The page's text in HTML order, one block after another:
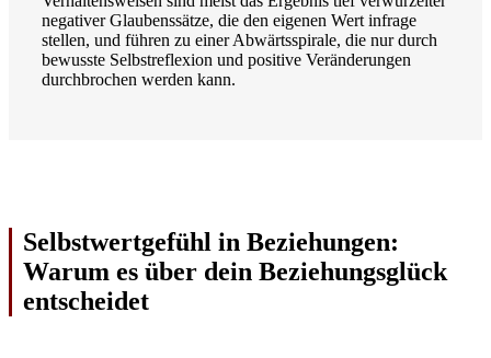
negativer Glaubenssätze, die den eigenen Wert infrage
stellen, und führen zu einer Abwärtsspirale, die nur durch
bewusste Selbstreflexion und positive Veränderungen
durchbrochen werden kann.
Selbstwertgefühl in Beziehungen:
Warum es über dein Beziehungsglück
entscheidet